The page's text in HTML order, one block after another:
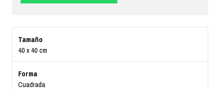
Tamaño
40 x 40 cm
Forma
Cuadrada